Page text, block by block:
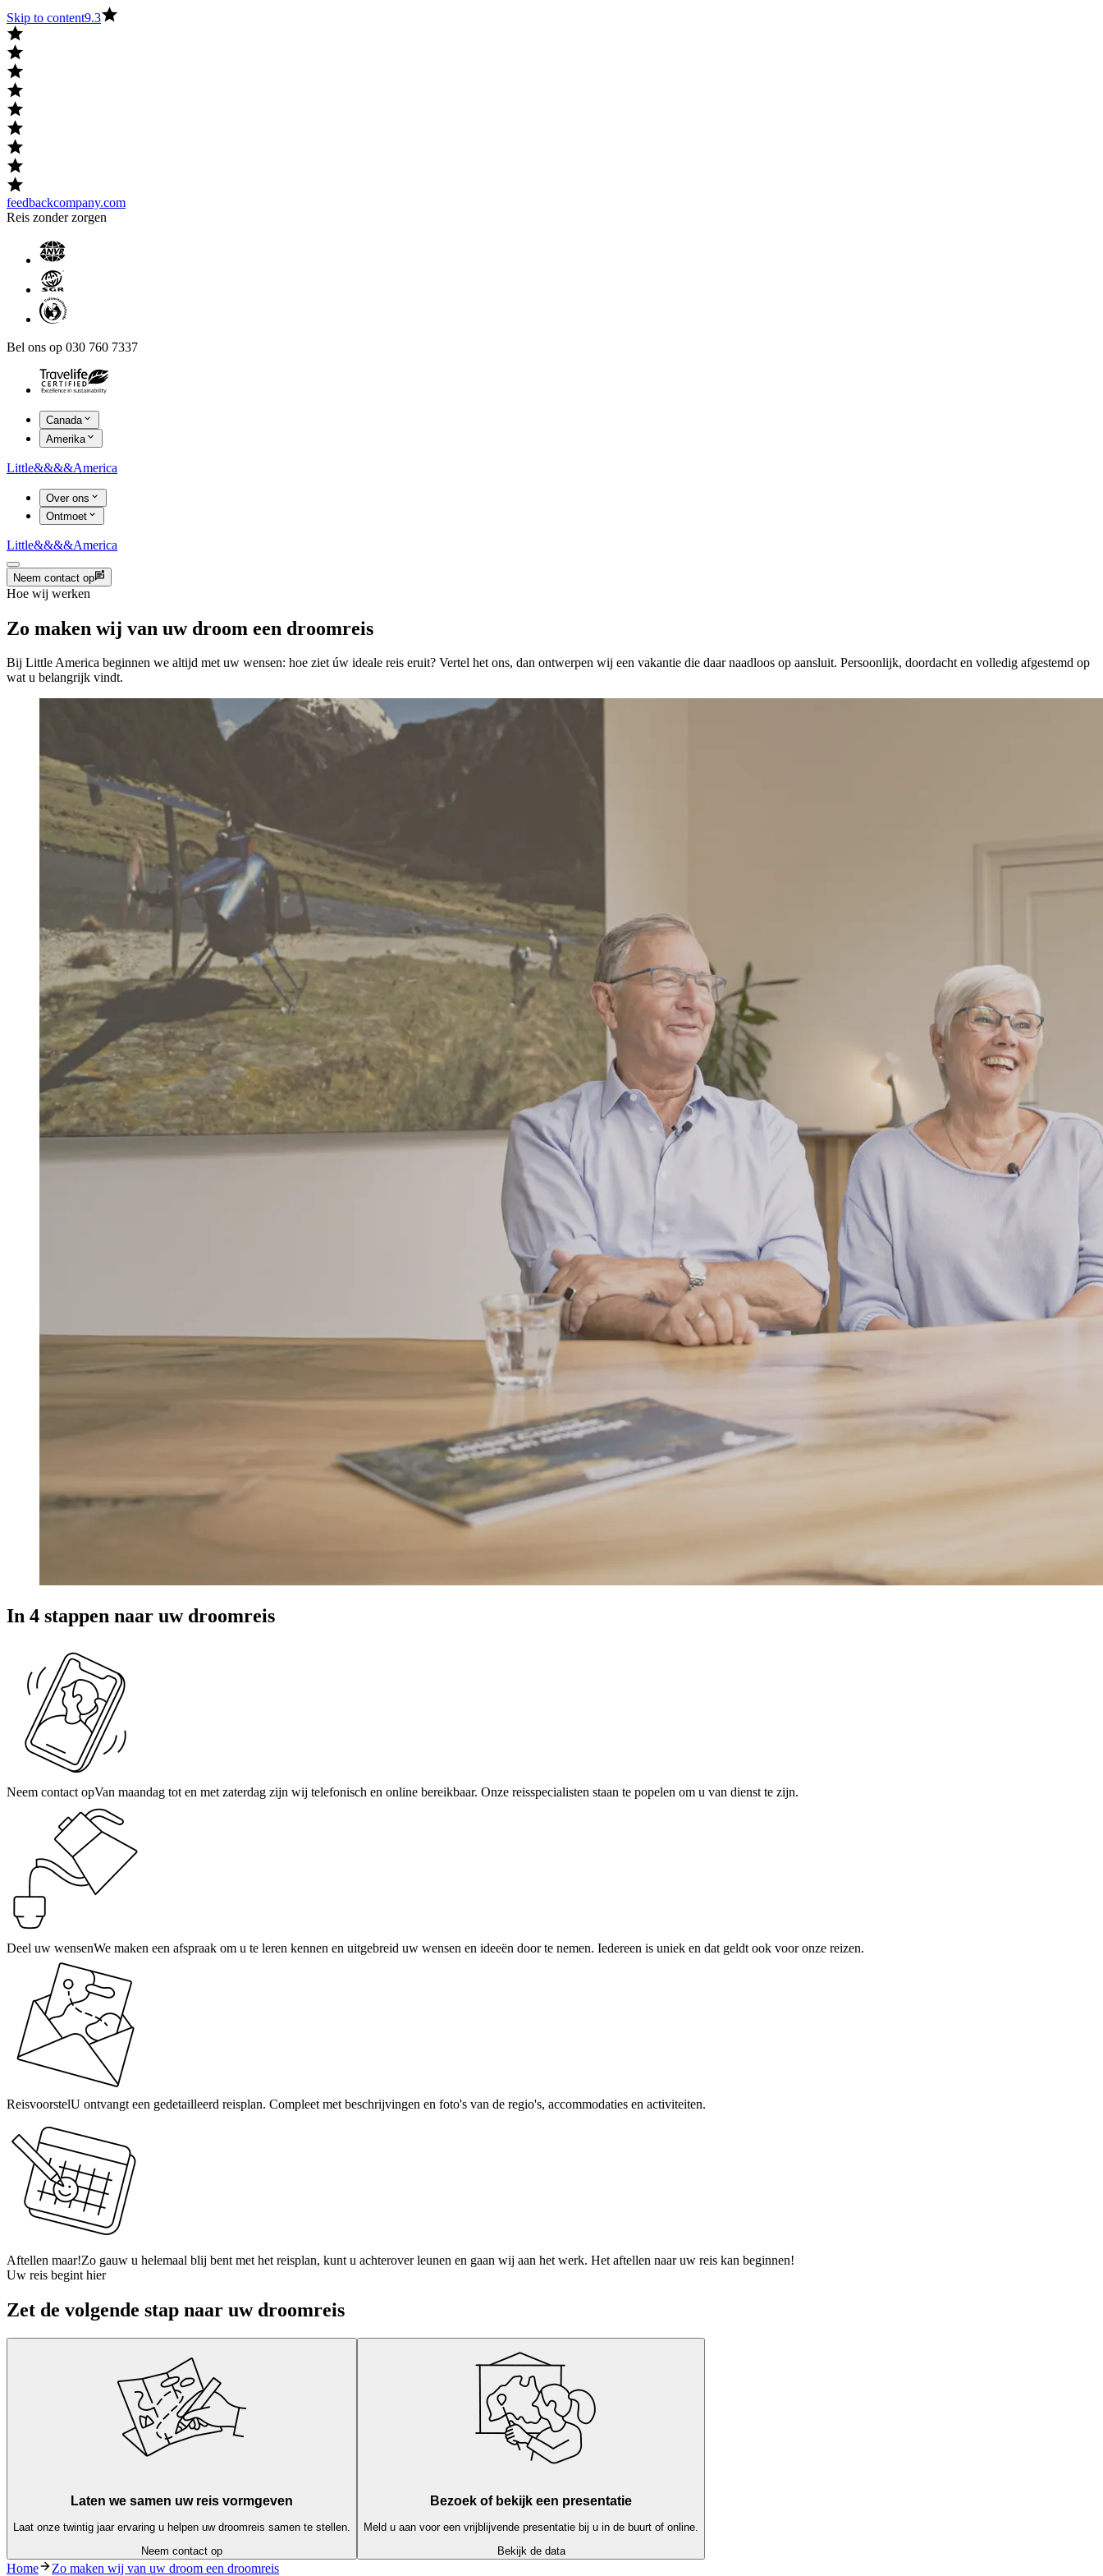
Skip to content9.3
feedbackcompany.com
Reis zonder zorgen
Bel ons op 030 760 7337
Canada
Amerika
Little&&&&America
Over ons
Ontmoet
Little&&&&America
Neem contact op
Hoe wij werken
Zo maken wij van uw droom een droomreis
Bij Little America beginnen we altijd met uw wensen: hoe ziet úw ideale reis eruit? Vertel het ons, dan ontwerpen wij een vakantie die daar naadloos op aansluit. Persoonlijk, doordacht en volledig afgestemd op
wat u belangrijk vindt.
In 4 stappen naar uw droomreis
Neem contact opVan maandag tot en met zaterdag zijn wij telefonisch en online bereikbaar. Onze reisspecialisten staan te popelen om u van dienst te zijn.
Deel uw wensenWe maken een afspraak om u te leren kennen en uitgebreid uw wensen en ideeën door te nemen. Iedereen is uniek en dat geldt ook voor onze reizen.
ReisvoorstelU ontvangt een gedetailleerd reisplan. Compleet met beschrijvingen en foto's van de regio's, accommodaties en activiteiten.
Aftellen maar!Zo gauw u helemaal blij bent met het reisplan, kunt u achterover leunen en gaan wij aan het werk. Het aftellen naar uw reis kan beginnen!
Uw reis begint hier
Zet de volgende stap naar uw droomreis
Laten we samen uw reis vormgeven
Laat onze twintig jaar ervaring u helpen uw droomreis samen te stellen.
Neem contact op
Bezoek of bekijk een presentatie
Meld u aan voor een vrijblijvende presentatie bij u in de buurt of online.
Bekijk de data
Home Zo maken wij van uw droom een droomreis